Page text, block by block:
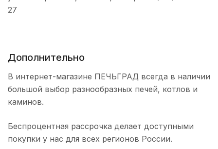
27
Дополнительно
В интернет-магазине ПЕЧЬГРАД всегда в наличии
большой выбор разнообразных печей, котлов и
каминов.
Беспроцентная рассрочка делает доступными
покупки у нас для всех регионов России.